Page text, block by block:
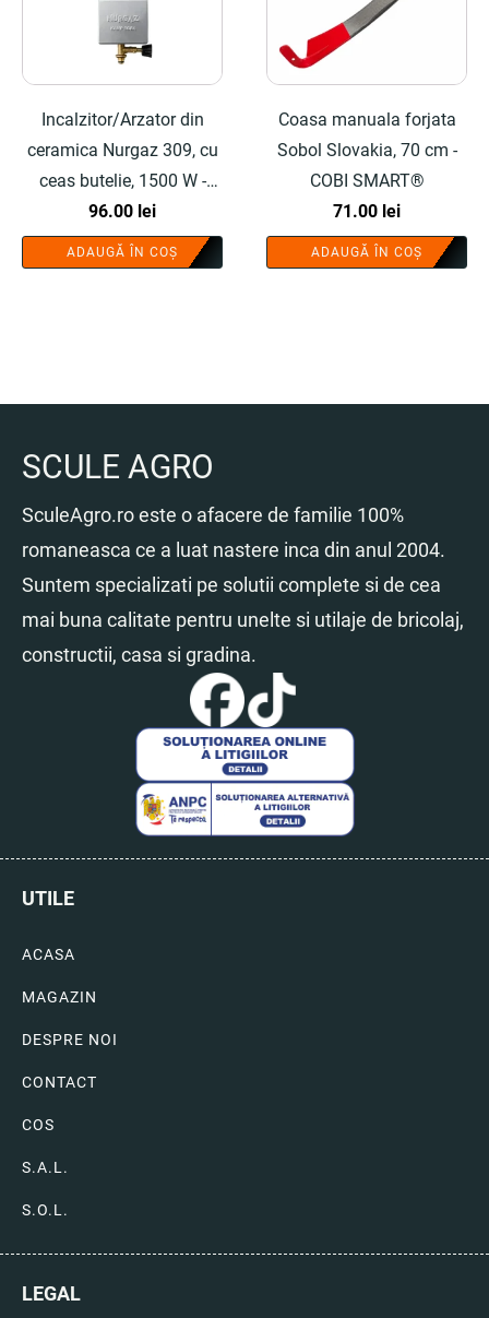
Incalzitor/Arzator din
ceramica Nurgaz 309, cu
ceas butelie, 1500 W -
COBI SMART®
96.00 lei
ADAUGĂ ÎN COȘ
Coasa manuala forjata
Sobol Slovakia, 70 cm -
COBI SMART®
71.00 lei
ADAUGĂ ÎN COȘ
SCULE AGRO
SculeAgro.ro este o afacere de familie 100%
romaneasca ce a luat nastere inca din anul 2004.
Suntem specializati pe solutii complete si de cea
mai buna calitate pentru unelte si utilaje de bricolaj,
constructii, casa si gradina.
UTILE
ACASA
MAGAZIN
DESPRE NOI
CONTACT
COS
S.A.L.
S.O.L.
LEGAL